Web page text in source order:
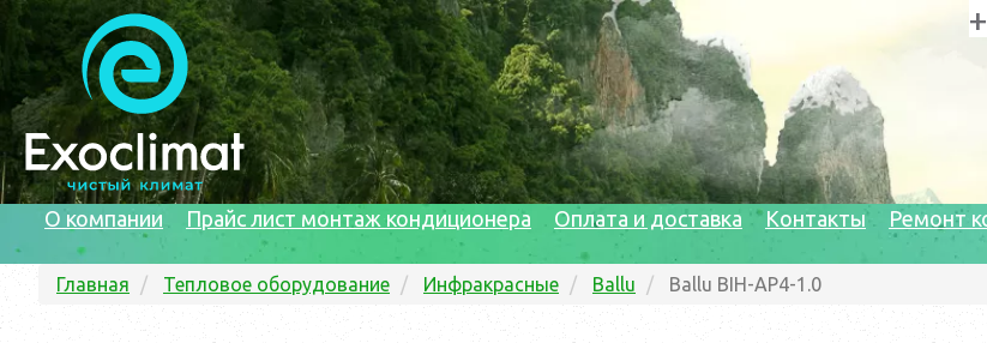
О компании Прайс лист монтаж кондиционера Оплата и доставка Контакты Ремонт
Главная Тепловое оборудование Инфракрасные Ballu Ballu BIH-AP4-1.0